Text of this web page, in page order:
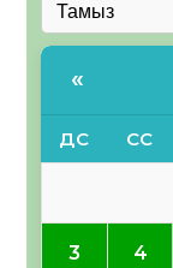
«
ДС СС
3 4